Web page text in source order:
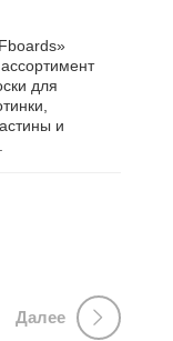
для
и
Далее